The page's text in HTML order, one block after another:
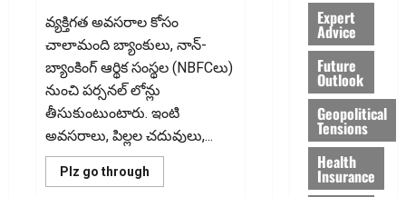
వ్యక్తిగత అవసరాల కోసం
చాలామంది బ్యాంకులు, నాన్‌-
బ్యాంకింగ్‌ ఆర్థిక సంస్థల (NBFCలు)
నుంచి పర్సనల్‌ లోన్లు
తీసుకుంటుంటారు. ఇంటి
అవసరాలు, పిల్లల చదువులు,...
Plz go through
more
Expert
Advice
Future
Outlook
Geopolitical
Tensions
Health
Insurance